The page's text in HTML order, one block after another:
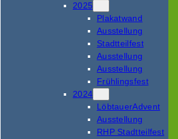
2025
Plakatwand
Ausstellung
Stadtteilfest
Ausstellung
Ausstellung
Frühlingsfest
2024
LöbtauerAdvent
Ausstellung
RHP Stadtteilfest